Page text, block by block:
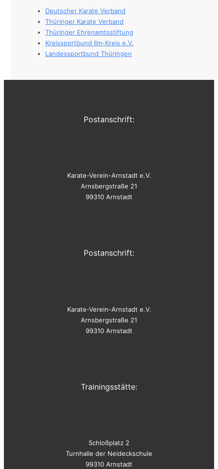
Deutscher Karate Verband
Thüringer Karate Verband
Thüringer Ehrenamtsstiftung
Kreissportbund Ilm-Kreis e.V.
Landessportbund Thüringen
Postanschrift:
Karate-Verein-Arnstadt e.V.
Arnsbergstraße 21
99310 Arnstadt
Postanschrift:
Karate-Verein-Arnstadt e.V.
Arnsbergstraße 21
99310 Arnstadt
Trainingsstätte:
Schloßplatz 2
Turnhalle der Neideckschule
99310 Arnstadt